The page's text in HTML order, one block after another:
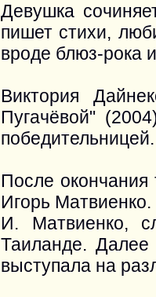
Девушка
пишет стихи,
вроде блюз-рока
Виктория
Пугачёвой"
победительницей.
После окончания
Игорь
И. Матвиенко,
Таиланде.
выступала на